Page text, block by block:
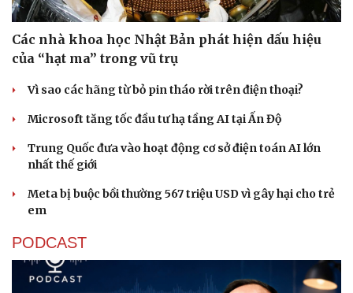
Các nhà khoa học Nhật Bản phát hiện dấu hiệu
của “hạt ma” trong vũ trụ
Vì sao các hãng từ bỏ pin tháo rời trên điện thoại?
Microsoft tăng tốc đầu tư hạ tầng AI tại Ấn Độ
Trung Quốc đưa vào hoạt động cơ sở điện toán AI lớn
nhất thế giới
Meta bị buộc bồi thường 567 triệu USD vì gây hại cho trẻ
em
PODCAST